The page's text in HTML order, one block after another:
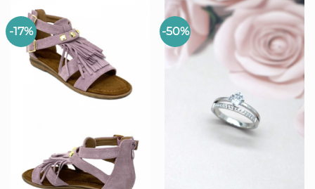
-17% -50%